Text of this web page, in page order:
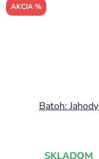
AKCIA %
Batoh: Jahody
SKLADOM